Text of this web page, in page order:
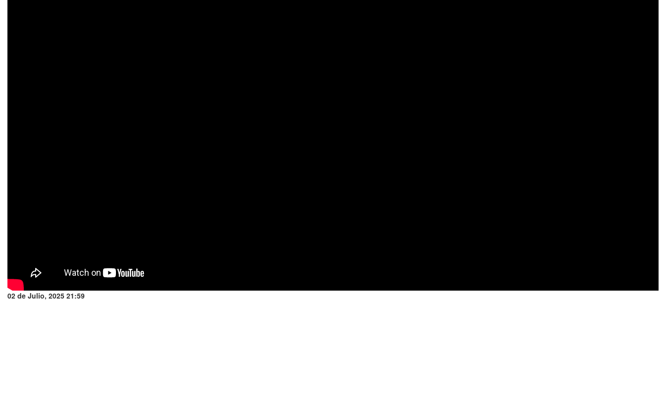
02 de Julio, 2025 21:59